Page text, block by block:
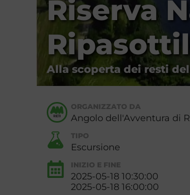
Riserva
Alla scoperta dei resti
ORGANIZZATO DA
Angolo dell'Avventura di
TIPO
Escursione
INIZIO E FINE
2025-05-18 10:30:00
2025-05-18 16:00:00